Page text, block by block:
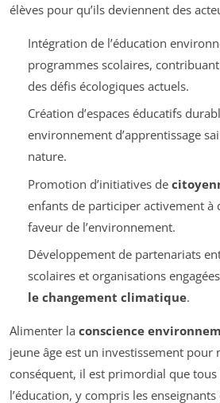
élèves pour qu’ils deviennent des
Intégration de l’éducation
programmes scolaires,
des défis écologiques actuels.
Création d’espaces éducatifs
environnement d’apprentissage
nature.
Promotion d’initiatives de
enfants de participer activement à
faveur de l’environnement.
Développement de partenariats
scolaires et organisations
le changement climatique.
Alimenter la conscience
jeune âge est un investissement pour
conséquent, il est primordial que tous
l’éducation, y compris les